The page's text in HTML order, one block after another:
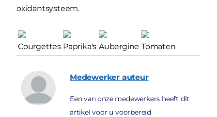
oxidantsysteem.
Courgettes Paprika's Aubergine Tomaten
Medewerker auteur
Een van onze medewerkers heeft dit
artikel voor u voorbereid